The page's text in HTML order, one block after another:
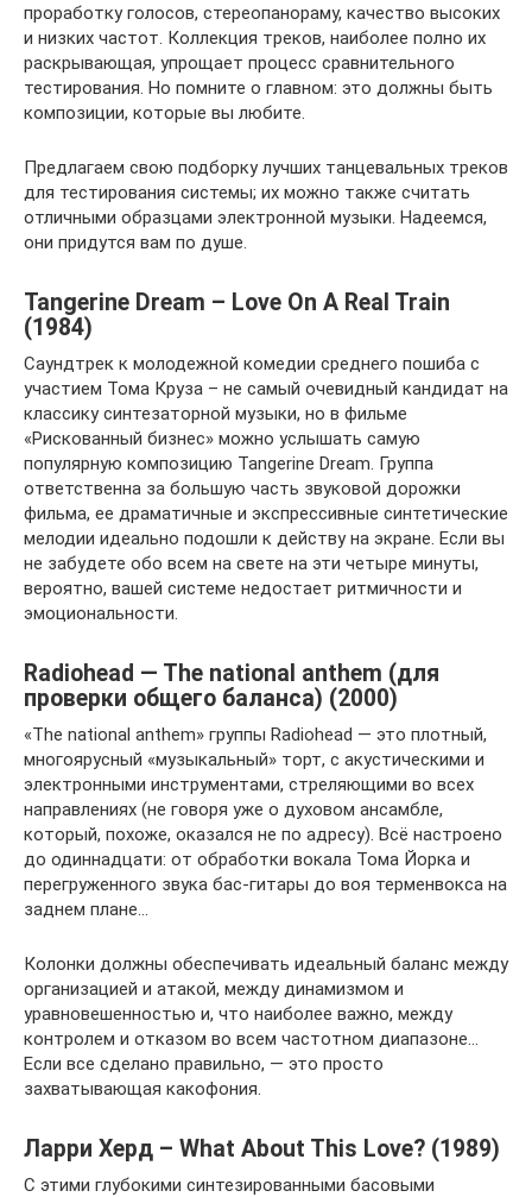
проработку голосов, стереопанораму, качество высоких
и низких частот. Коллекция треков, наиболее полно их
раскрывающая, упрощает процесс сравнительного
тестирования. Но помните о главном: это должны быть
композиции, которые вы любите.
Предлагаем свою подборку лучших танцевальных треков
для тестирования системы; их можно также считать
отличными образцами электронной музыки. Надеемся,
они придутся вам по душе.
Tangerine Dream – Love On A Real Train
(1984)
Саундтрек к молодежной комедии среднего пошиба с
участием Тома Круза – не самый очевидный кандидат на
классику синтезаторной музыки, но в фильме
«Рискованный бизнес» можно услышать самую
популярную композицию Tangerine Dream. Группа
ответственна за большую часть звуковой дорожки
фильма, ее драматичные и экспрессивные синтетические
мелодии идеально подошли к действу на экране. Если вы
не забудете обо всем на свете на эти четыре минуты,
вероятно, вашей системе недостает ритмичности и
эмоциональности.
Radiohead — The national anthem (для
проверки общего баланса) (2000)
«The national anthem» группы Radiohead — это плотный,
многоярусный «музыкальный» торт, с акустическими и
электронными инструментами, стреляющими во всех
направлениях (не говоря уже о духовом ансамбле,
который, похоже, оказался не по адресу). Всё настроено
до одиннадцати: от обработки вокала Тома Йорка и
перегруженного звука бас-гитары до воя терменвокса на
заднем плане…
Колонки должны обеспечивать идеальный баланс между
организацией и атакой, между динамизмом и
уравновешенностью и, что наиболее важно, между
контролем и отказом во всем частотном диапазоне…
Если все сделано правильно, — это просто
захватывающая какофония.
Ларри Херд – What About This Love? (1989)
С этими глубокими синтезированными басовыми